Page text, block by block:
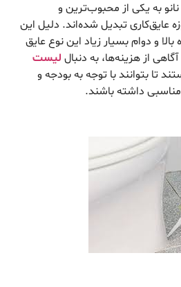
به یکی از محبوب‌ترین و
عایق‌کاری تبدیل شده‌اند. دلیل این
و دوام بسیار زیاد این نوع عایق
از هزینه‌ها، به دنبال لیست
تا بتوانند با توجه به بودجه و
داشته باشند.